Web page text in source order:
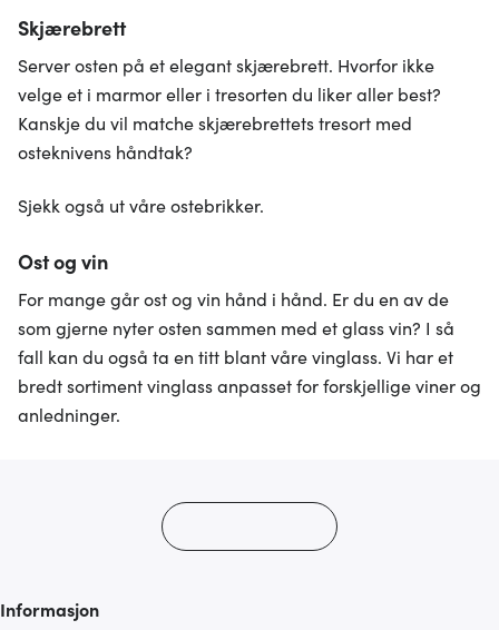
Skjærebrett
Server osten på et elegant skjærebrett. Hvorfor ikke
velge et i marmor eller i tresorten du liker aller best?
Kanskje du vil matche skjærebrettets tresort med
osteknivens håndtak?
Sjekk også ut våre ostebrikker.
Ost og vin
For mange går ost og vin hånd i hånd. Er du en av de
som gjerne nyter osten sammen med et glass vin? I så
fall kan du også ta en titt blant våre vinglass. Vi har et
bredt sortiment vinglass anpasset for forskjellige viner og
anledninger.
Informasjon